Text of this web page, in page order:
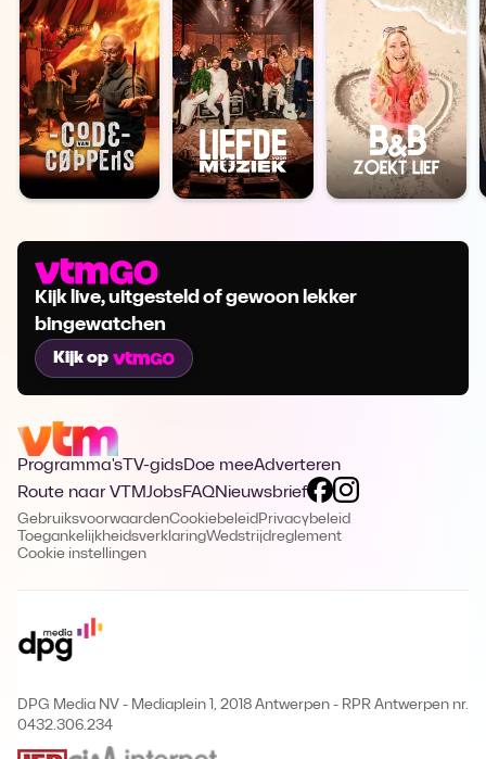
Kijk live, uitgesteld of gewoon lekker
bingewatchen
Kijk op
Programma'sTV-gidsDoe meeAdverteren
Route naar VTMJobsFAQNieuwsbrief
GebruiksvoorwaardenCookiebeleid Privacybeleid
ToegankelijkheidsverklaringWedstrijdreglement
Cookie instellingen
DPG Media NV - Mediaplein 1, 2018 Antwerpen - RPR Antwerpen nr.
0432.306.234